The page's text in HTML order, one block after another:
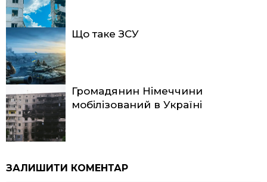
Що таке ЗСУ
Громадянин Німеччини
мобілізований в Україні
ЗАЛИШИТИ КОМЕНТАР